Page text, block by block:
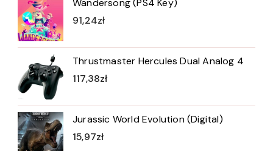
Wandersong (PS4 Key)
91,24zł
Thrustmaster Hercules Dual Analog 4
117,38zł
Jurassic World Evolution (Digital)
15,97zł